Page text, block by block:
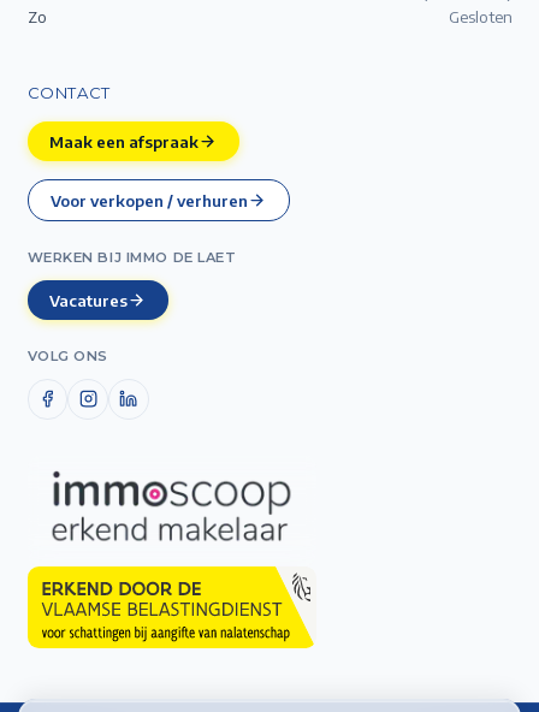
Zo
Gesloten
CONTACT
Maak een afspraak
Voor verkopen / verhuren
WERKEN BIJ IMMO DE LAET
Vacatures
VOLG ONS